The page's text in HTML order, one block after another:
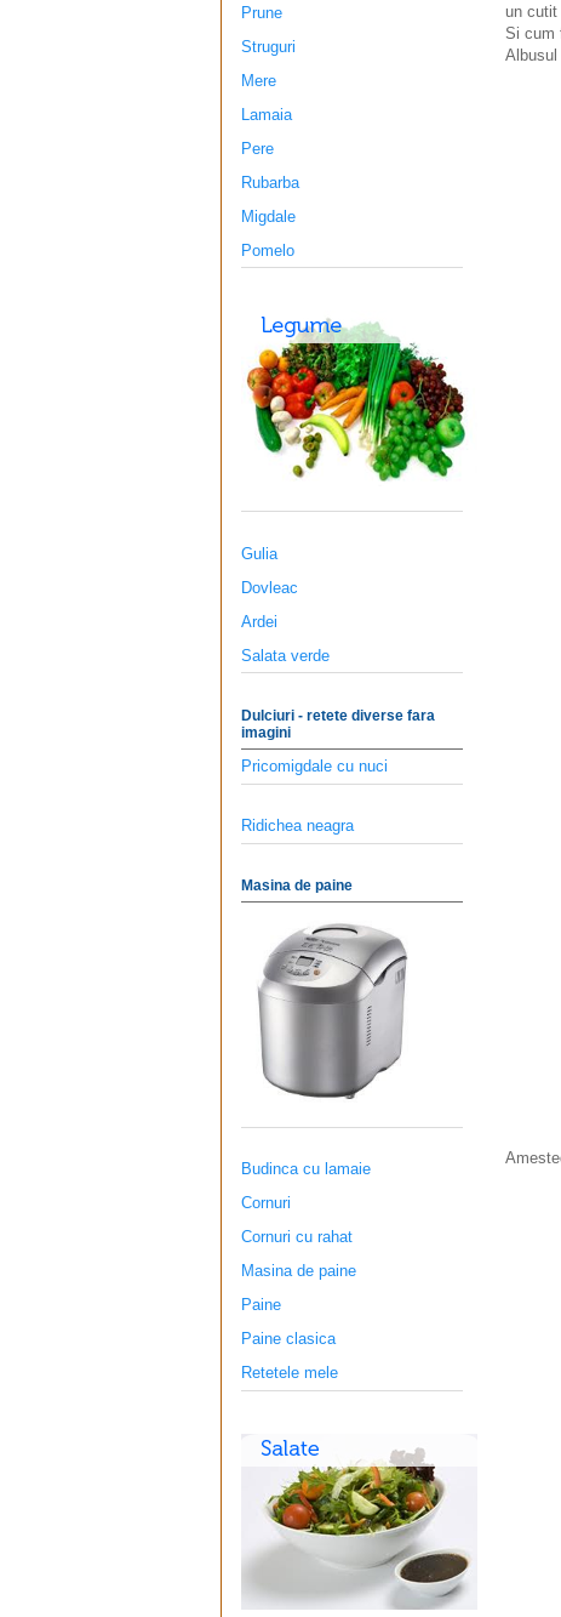
un cutit
Si cum
Albusul
Prune
Struguri
Mere
Lamaia
Pere
Rubarba
Migdale
Pomelo
Gulia
Dovleac
Ardei
Salata verde
Dulciuri - retete diverse fara
imagini
Pricomigdale cu nuci
Ridichea neagra
Masina de paine
Budinca cu lamaie
Cornuri
Cornuri cu rahat
Masina de paine
Paine
Paine clasica
Retetele mele